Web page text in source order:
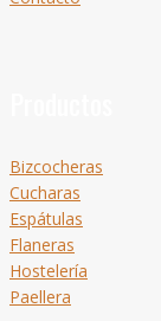
Bizcocheras
Cucharas
Espátulas
Flaneras
Hostelería
Paellera